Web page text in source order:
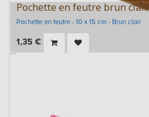
Pochette en feutre brun clair
Pochette en feutre - 10 x 15 cm - Brun clair
1,35 €